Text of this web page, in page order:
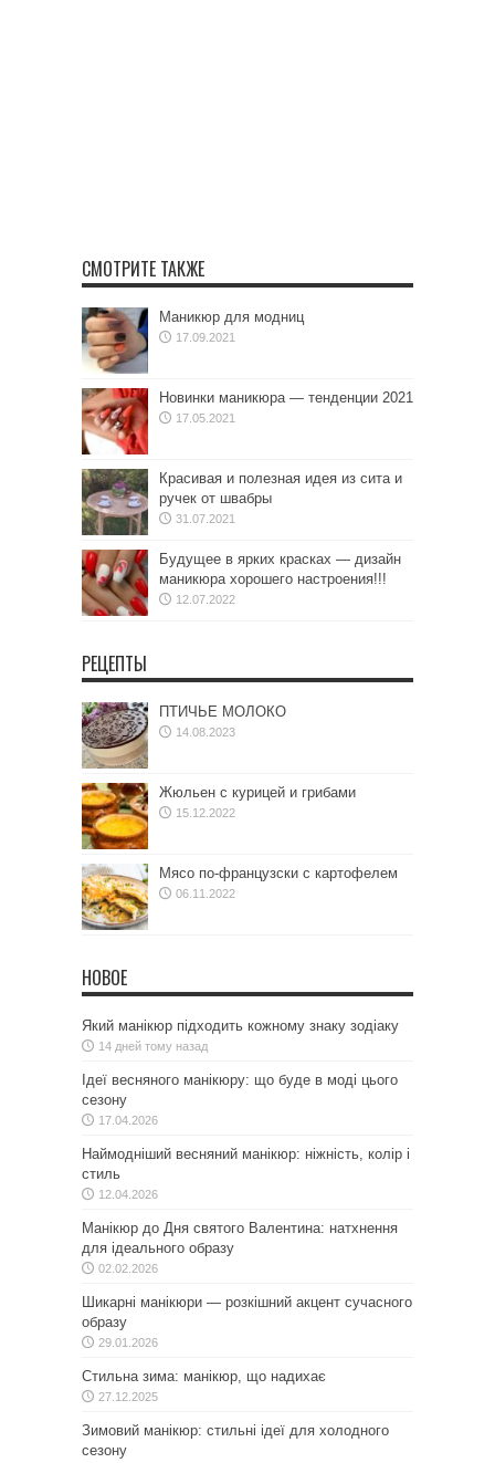
СМОТРИТЕ ТАКЖЕ
Маникюр для модниц
17.09.2021
Новинки маникюра — тенденции 2021
17.05.2021
Красивая и полезная идея из сита и
ручек от швабры
31.07.2021
Будущее в ярких красках — дизайн
маникюра хорошего настроения!!!
12.07.2022
РЕЦЕПТЫ
ПТИЧЬЕ МОЛОКО
14.08.2023
Жюльен с курицей и грибами
15.12.2022
Мясо по-французски с картофелем
06.11.2022
НОВОЕ
Який манікюр підходить кожному знаку зодіаку
14 дней тому назад
Ідеї весняного манікюру: що буде в моді цього
сезону
17.04.2026
Наймодніший весняний манікюр: ніжність, колір і
стиль
12.04.2026
Манікюр до Дня святого Валентина: натхнення
для ідеального образу
02.02.2026
Шикарні манікюри — розкішний акцент сучасного
образу
29.01.2026
Стильна зима: манікюр, що надихає
27.12.2025
Зимовий манікюр: стильні ідеї для холодного
сезону